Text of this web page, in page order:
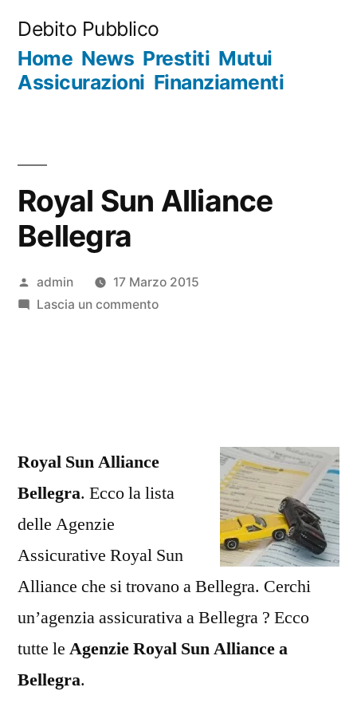
contenuto
Debito Pubblico
Home News Prestiti Mutui
Assicurazioni Finanziamenti
Royal Sun Alliance
Bellegra
Pubblicato
da
admin
17 Marzo 2015
Lascia un commentosu
Royal Sun Alliance
Bellegra. Ecco la lista
delle Agenzie
Assicurative Royal Sun
Alliance che si trovano a Bellegra. Cerchi
un’agenzia assicurativa a Bellegra ? Ecco
tutte le Agenzie Royal Sun Alliance a
Bellegra.